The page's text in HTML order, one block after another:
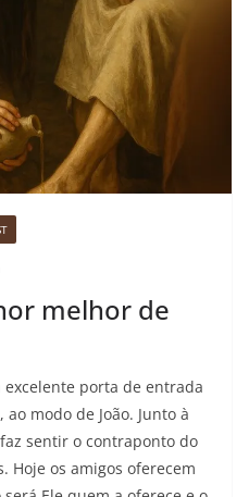
melhor de
porta de entrada
modo de João. Junto à
sentir o contraponto do
Hoje os amigos oferecem